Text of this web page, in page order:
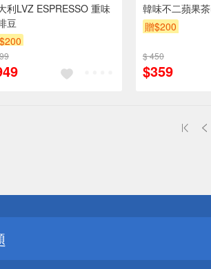
利LVZ ESPRESSO 重味
豆
韓味不二蘋果
贈$200
$ 450
$359
！請小心！